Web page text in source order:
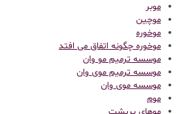
موبر
موچین
موخوره
موخوره چگونه اتفاق می افتد
موسسه ترمیم مو وان
موسسه ترمیم موی وان
موسسه موی وان
موم